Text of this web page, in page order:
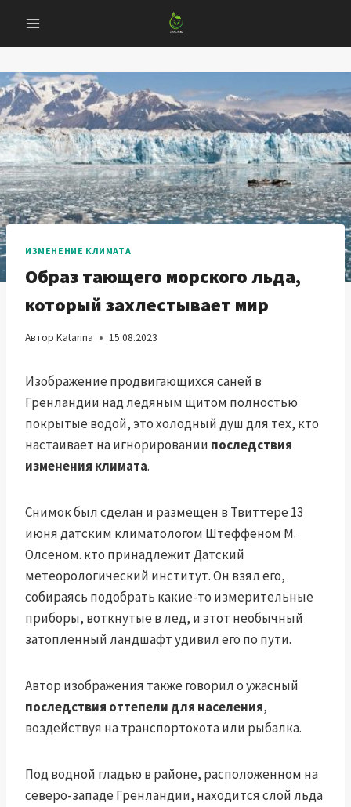
содержанию
ИЗМЕНЕНИЕ КЛИМАТА
Образ тающего морского льда,
который захлестывает мир
Автор Katarina 15.08.2023
Изображение продвигающихся саней в
Гренландии над ледяным щитом полностью
покрытые водой, это холодный душ для тех, кто
настаивает на игнорировании последствия
изменения климата.
Снимок был сделан и размещен в Твиттере 13
июня датским климатологом Штеффеном М.
Олсеном. кто принадлежитДатский
метеорологический институт. Он взял его,
собираясь подобрать какие-то измерительные
приборы, воткнутые в лед, и этот необычный
затопленный ландшафт удивил его по пути.
Автор изображения также говорил оужасный
последствия оттепели для населения,
воздействуя на транспортохота или рыбалка.
Под водной гладью в районе, расположенном на
северо-западе Гренландии, находится слой льда